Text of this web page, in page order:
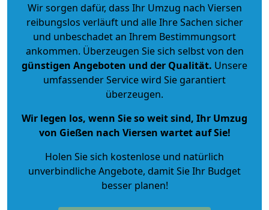
Wir sorgen dafür, dass Ihr Umzug nach Viersen
reibungslos verläuft und alle Ihre Sachen sicher
und unbeschadet an Ihrem Bestimmungsort
ankommen. Überzeugen Sie sich selbst von den
günstigen Angeboten und der Qualität. Unsere
umfassender Service wird Sie garantiert
überzeugen.
Wir legen los, wenn Sie so weit sind, Ihr Umzug
von Gießen nach Viersen wartet auf Sie!
Holen Sie sich kostenlose und natürlich
unverbindliche Angebote, damit Sie Ihr Budget
besser planen!